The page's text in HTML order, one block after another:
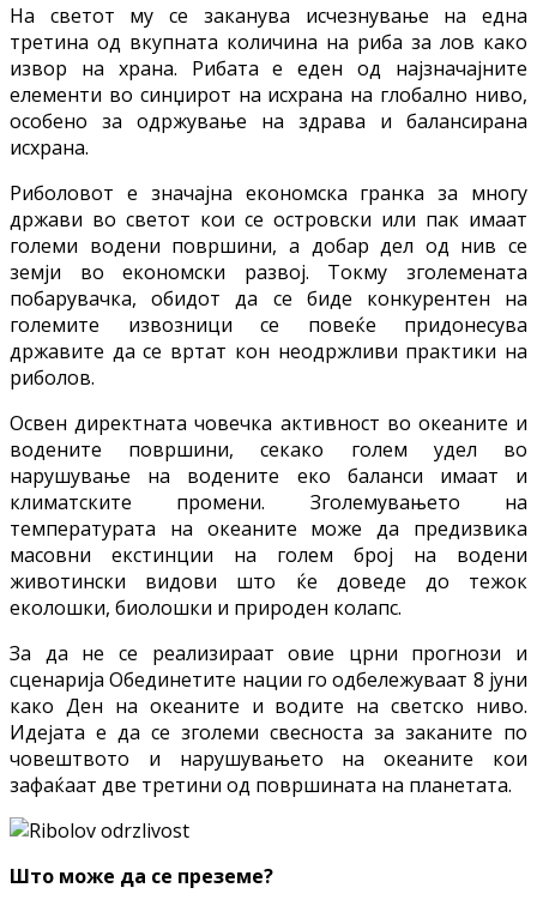
На светот му се заканува исчезнување на една
третина од вкупната количина на риба за лов како
извор на храна. Рибата е еден од најзначајните
елементи во синџирот на исхрана на глобално ниво,
особено за одржување на здрава и балансирана
исхрана.
Риболовот е значајна економска гранка за многу
држави во светот кои се островски или пак имаат
големи водени површини, а добар дел од нив се
земји во економски развој. Токму зголемената
побарувачка, обидот да се биде конкурентен на
големите извозници се повеќе придонесува
државите да се вртат кон неодржливи практики на
риболов.
Освен директната човечка активност во океаните и
водените површини, секако голем удел во
нарушување на водените еко баланси имаат и
климатските промени. Зголемувањето на
температурата на океаните може да предизвика
масовни екстинции на голем број на водени
животински видови што ќе доведе до тежок
еколошки, биолошки и природен колапс.
За да не се реализираат овие црни прогнози и
сценарија Обединетите нации го одбележуваат 8 јуни
како Ден на океаните и водите на светско ниво.
Идејата е да се зголеми свесноста за заканите по
човештвото и нарушувањето на океаните кои
зафаќаат две третини од површината на планетата.
Што може да се преземе?